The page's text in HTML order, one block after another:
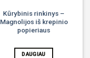
Kūrybinis rinkinys –
Magnolijos iš krepinio
popieriaus
DAUGIAU